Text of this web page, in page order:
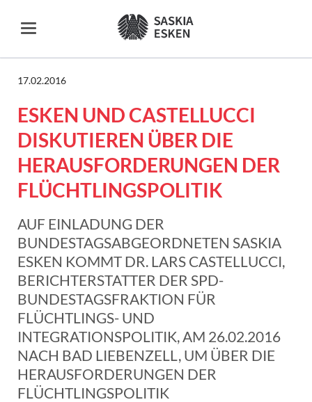
17.02.2016
ESKEN UND CASTELLUCCI
DISKUTIEREN ÜBER DIE
HERAUSFORDERUNGEN DER
FLÜCHTLINGSPOLITIK
AUF EINLADUNG DER
BUNDESTAGSABGEORDNETEN SASKIA
ESKEN KOMMT DR. LARS CASTELLUCCI,
BERICHTERSTATTER DER SPD-
BUNDESTAGSFRAKTION FÜR
FLÜCHTLINGS- UND
INTEGRATIONSPOLITIK, AM 26.02.2016
NACH BAD LIEBENZELL, UM ÜBER DIE
HERAUSFORDERUNGEN DER
FLÜCHTLINGSPOLITIK